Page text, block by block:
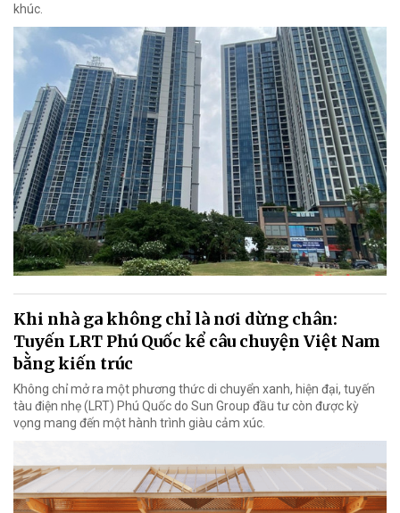
khúc.
Khi nhà ga không chỉ là nơi dừng chân:
Tuyến LRT Phú Quốc kể câu chuyện Việt Nam
bằng kiến trúc
Không chỉ mở ra một phương thức di chuyển xanh, hiện đại, tuyến
tàu điện nhẹ (LRT) Phú Quốc do Sun Group đầu tư còn được kỳ
vọng mang đến một hành trình giàu cảm xúc.